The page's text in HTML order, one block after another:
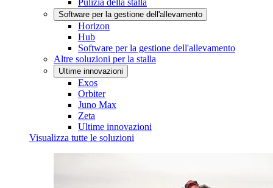
Pulizia della stalla
Software per la gestione dell'allevamento
Horizon
Hub
Software per la gestione dell'allevamento
Altre soluzioni per la stalla
Ultime innovazioni
Exos
Orbiter
Juno Max
Zeta
Ultime innovazioni
Visualizza tutte le soluzioni